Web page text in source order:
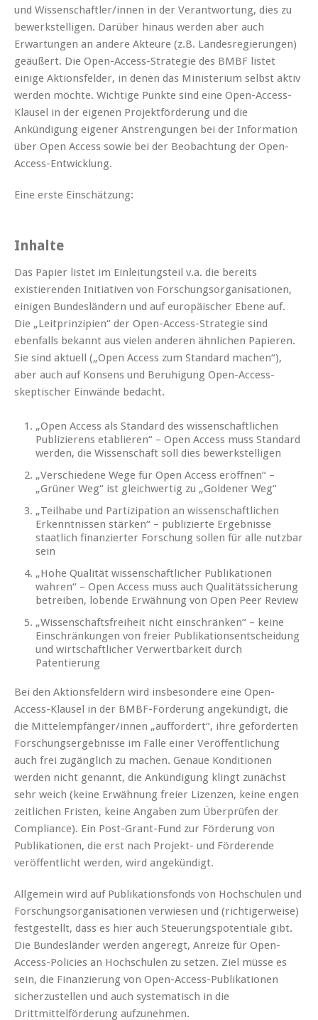
und Wissenschaftler/innen in der Verantwortung, dies zu
bewerkstelligen. Darüber hinaus werden aber auch
Erwartungen an andere Akteure (z.B. Landesregierungen)
geäußert. Die Open-Access-Strategie des BMBF listet
einige Aktionsfelder, in denen das Ministerium selbst aktiv
werden möchte. Wichtige Punkte sind eine Open-Access-
Klausel in der eigenen Projektförderung und die
Ankündigung eigener Anstrengungen bei der Information
über Open Access sowie bei der Beobachtung der Open-
Access-Entwicklung.
Eine erste Einschätzung:
Inhalte
Das Papier listet im Einleitungsteil v.a. die bereits
existierenden Initiativen von Forschungsorganisationen,
einigen Bundesländern und auf europäischer Ebene auf.
Die „Leitprinzipien“ der Open-Access-Strategie sind
ebenfalls bekannt aus vielen anderen ähnlichen Papieren.
Sie sind aktuell („Open Access zum Standard machen“),
aber auch auf Konsens und Beruhigung Open-Access-
skeptischer Einwände bedacht.
„Open Access als Standard des wissenschaftlichen
Publizierens etablieren“ – Open Access muss Standard
werden, die Wissenschaft soll dies bewerkstelligen
„Verschiedene Wege für Open Access eröffnen“ –
„Grüner Weg“ ist gleichwertig zu „Goldener Weg“
„Teilhabe und Partizipation an wissenschaftlichen
Erkenntnissen stärken“ – publizierte Ergebnisse
staatlich finanzierter Forschung sollen für alle nutzbar
sein
„Hohe Qualität wissenschaftlicher Publikationen
wahren“ – Open Access muss auch Qualitätssicherung
betreiben, lobende Erwähnung von Open Peer Review
„Wissenschaftsfreiheit nicht einschränken“ – keine
Einschränkungen von freier Publikationsentscheidung
und wirtschaftlicher Verwertbarkeit durch
Patentierung
Bei den Aktionsfeldern wird insbesondere eine Open-
Access-Klausel in der BMBF-Förderung angekündigt, die
die Mittelempfänger/innen „auffordert“, ihre geförderten
Forschungsergebnisse im Falle einer Veröffentlichung
auch frei zugänglich zu machen. Genaue Konditionen
werden nicht genannt, die Ankündigung klingt zunächst
sehr weich (keine Erwähnung freier Lizenzen, keine engen
zeitlichen Fristen, keine Angaben zum Überprüfen der
Compliance). Ein Post-Grant-Fund zur Förderung von
Publikationen, die erst nach Projekt- und Förderende
veröffentlicht werden, wird angekündigt.
Allgemein wird auf Publikationsfonds von Hochschulen und
Forschungsorganisationen verwiesen und (richtigerweise)
festgestellt, dass es hier auch Steuerungspotentiale gibt.
Die Bundesländer werden angeregt, Anreize für Open-
Access-Policies an Hochschulen zu setzen. Ziel müsse es
sein, die Finanzierung von Open-Access-Publikationen
sicherzustellen und auch systematisch in die
Drittmittelförderung aufzunehmen.